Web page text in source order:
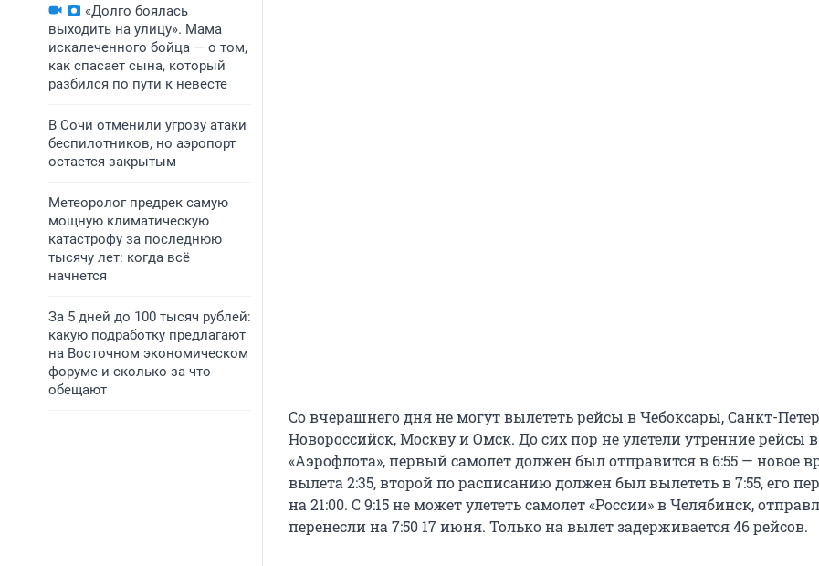
«Долго боялась
выходить на улицу». Мама
искалеченного бойца — о том,
как спасает сына, который
разбился по пути к невесте
В Сочи отменили угрозу атаки
беспилотников, но аэропорт
остается закрытым
Метеоролог предрек самую
мощную климатическую
катастрофу за последнюю
тысячу лет: когда всё
начнется
За 5 дней до 100 тысяч рублей:
какую подработку предлагают
на Восточном экономическом
форуме и сколько за что
обещают
Со вчерашнего дня не могут вылететь рейсы в Чебоксары, Санкт-
Новороссийск, Москву и Омск. До сих пор не улетели утренние рейсы
«Аэрофлота», первый самолет должен был отправится в 6:55 — новое
вылета 2:35, второй по расписанию должен был вылететь в 7:55, его
на 21:00. С 9:15 не может улететь самолет «России» в Челябинск,
перенесли на 7:50 17 июня. Только на вылет задерживается 46 рейсов.